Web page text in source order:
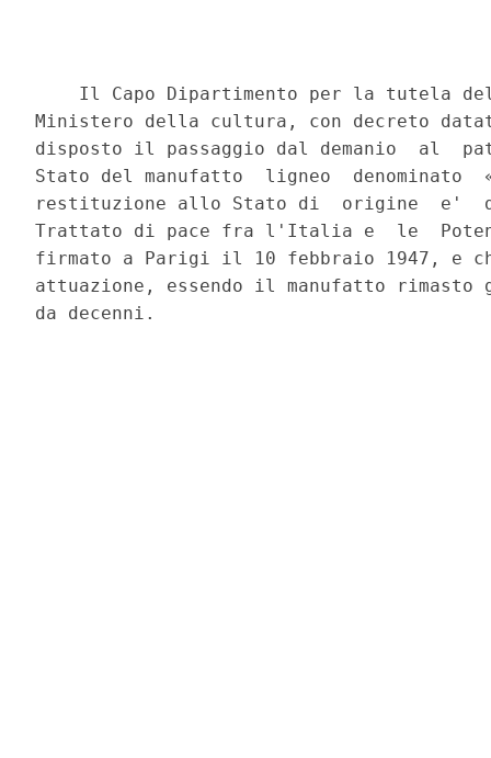
Il Capo Dipartimento per la tutela
Ministero della cultura, con decreto
disposto il passaggio dal demanio  al
Stato del manufatto  ligneo
restituzione allo Stato di  origine  e'
Trattato di pace fra l'Italia e  le
firmato a Parigi il 10 febbraio 1947, e
attuazione, essendo il manufatto